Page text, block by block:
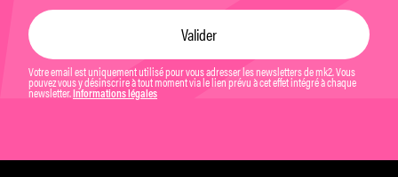
Votre email est uniquement utilisé pour vous adresser les newsletters de mk2. Vous
pouvez vous y désinscrire à tout moment via le lien prévu à cet effet intégré à chaque
newsletter. Informations légales